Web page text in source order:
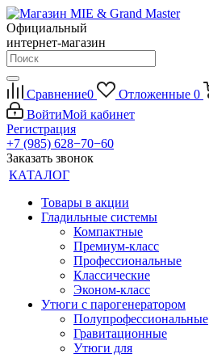
Официальный
интернет-магазин
Сравнение0 Отложенные 0
ВойтиМой кабинет
Регистрация
+7 (985) 628−70−60
Заказать звонок
КАТАЛОГ
Товары в акции
Гладильные системы
Компактные
Премиум-класс
Профессиональные
Классические
Эконом-класс
Утюги с парогенератором
Полупрофессиональные
Гравитационные
Утюги для